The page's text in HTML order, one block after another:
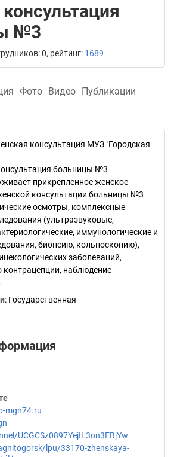
№3
0, рейтинг: 1689
Фото Видео Публикации
консультация МУЗ "Городская
больницы №3
прикрепленное женское
консультации больницы №3
осмотры, комплексные
(ультразвуковые,
иммунологические и
биопсию, кольпоскопию),
заболеваний,
контрацепции, наблюдение
: Государственная
mgn74.ru
UCGCSz0897YejIL3on3EBjYw
lpu/33170-zhenskaya-